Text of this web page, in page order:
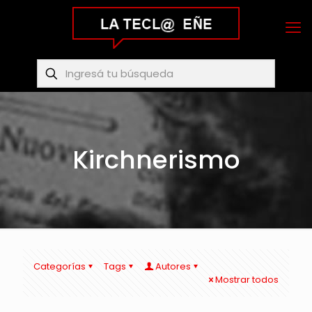
Kirchnerismo
Categorías Tags
Autores
Mostrar todos